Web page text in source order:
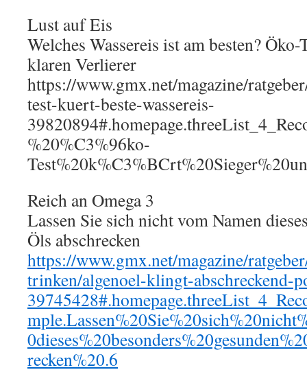
Lust auf Eis
Welches Wassereis ist am besten?
klaren Verlierer
https://www.gmx.net/magazine/
test-kuert-beste-wassereis-
%20%C3%96ko-
Reich an Omega 3
Lassen Sie sich nicht vom Namen
Öls abschrecken
https://www.gmx.net/magazine/
trinken/algenoel-klingt-abschreckend-
recken%20.6